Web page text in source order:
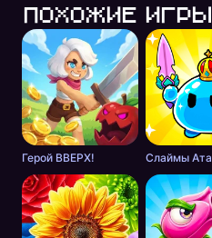
Похожие игры
Герой ВВЕРХ!